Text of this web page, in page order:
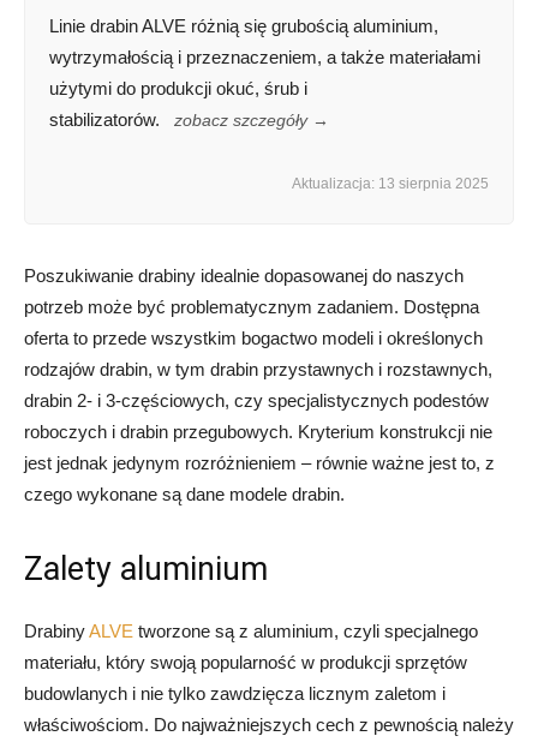
Linie drabin ALVE różnią się grubością aluminium,
wytrzymałością i przeznaczeniem, a także materiałami
użytymi do produkcji okuć, śrub i
stabilizatorów.
zobacz szczegóły →
Aktualizacja: 13 sierpnia 2025
Poszukiwanie drabiny idealnie dopasowanej do naszych
potrzeb może być problematycznym zadaniem. Dostępna
oferta to przede wszystkim bogactwo modeli i określonych
rodzajów drabin, w tym drabin przystawnych i rozstawnych,
drabin 2- i 3-częściowych, czy specjalistycznych podestów
roboczych i drabin przegubowych. Kryterium konstrukcji nie
jest jednak jedynym rozróżnieniem – równie ważne jest to, z
czego wykonane są dane modele drabin.
Zalety aluminium
DrabinyALVE tworzone są z aluminium, czyli specjalnego
materiału, który swoją popularność w produkcji sprzętów
budowlanych i nie tylko zawdzięcza licznym zaletom i
właściwościom. Do najważniejszych cech z pewnością należy